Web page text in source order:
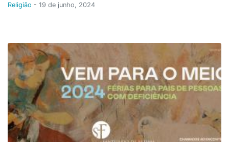
Religião - 19 de junho, 2024